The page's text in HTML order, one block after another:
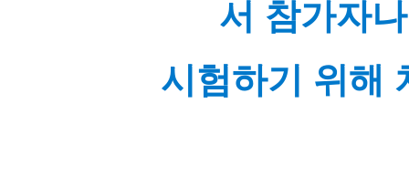
서 참가자
시험하기 위해